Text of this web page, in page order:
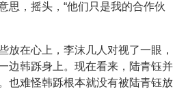
思，摇头，“他们只是我的合作伙
放在心上，李沫几人对视了一眼，
边韩跞身上。现在看来，陆青钰并
也难怪韩跞根本就没有被陆青钰放